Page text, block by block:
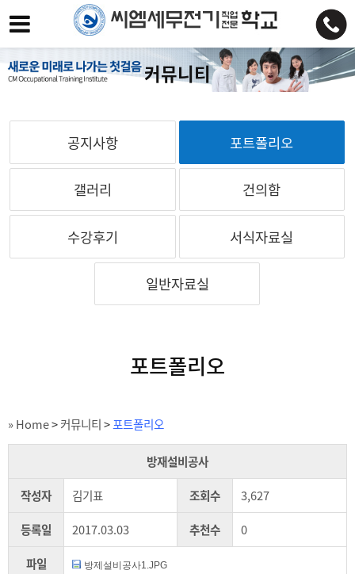
커뮤니티
공지사항 포트폴리오
갤러리 건의함
수강후기 서식자료실
일반자료실
포트폴리오
» Home>커뮤니티>포트폴리오
방재설비공사
작성자
김기표 조회수
3,627
등록일
2017.03.03 추천수
0
파일
방제설비공사1.JPG